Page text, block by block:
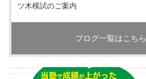
ツ木模試のご案内
ブログ一覧はこちら